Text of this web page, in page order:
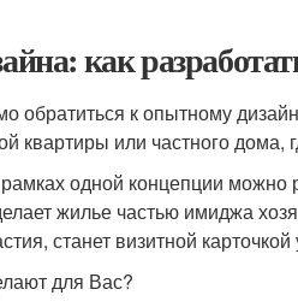
как
обратиться к опытному
квартиры или частного дома,
одной концепции можно
жилье частью имиджа
станет визитной
для Вас?